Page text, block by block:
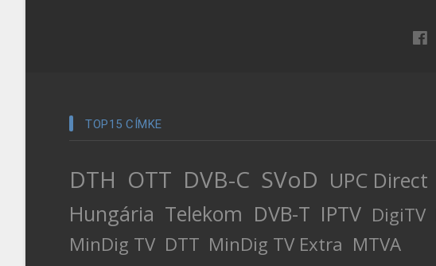
TOP15 CÍMKE
DTH OTT DVB-C SVoD UPC Direct
Hungária Telekom DVB-T IPTV DigiTV
MinDig TV DTT MinDig TV Extra MTVA